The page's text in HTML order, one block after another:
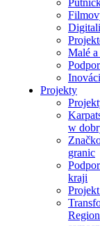
Malé a
Projekty
w
granic
kraji